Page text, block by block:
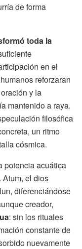
de forma
toda la
en el
reforzaran
y la
mantenido a raya.
filosófica
un ritmo
cósmica.
potencia acuática
Atum, el dios
diferenciándose
creador,
: sin los rituales
constante de
nuevamente